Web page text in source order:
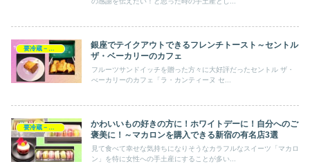
要冷蔵－手土産スイーツ
銀座でテイクアウトできるフレンチトースト～セントル
ザ・ベーカリーのカフェ
フルーツサンドイッチを贈った方々に大好評だったセントル ザ・
べーカリーのカフェ「ラ・カンティーヌ セ...
要冷蔵－手土産スイーツ
かわいいもの好きの方に！ホワイトデーに！自分へのご
褒美に！～マカロンを購入できる新宿の有名店3選
見て食べて幸せな気持ちになりそうなカラフルなスイーツ「マカロ
ン」を特に女性への手土産にすることが多い...